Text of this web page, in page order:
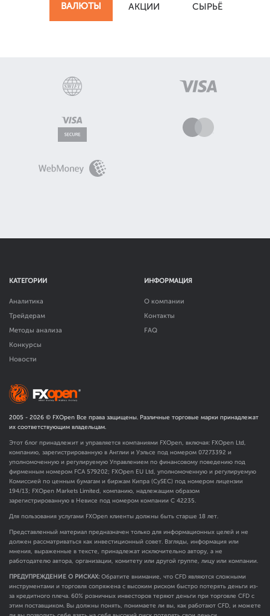
ВАЛЮТЫ АКЦИИ СЫРЬЁ
КАТЕГОРИИ
Аналитика
Трейдерам
Методы анализа
Конкурсы
Новости
ИНФОРМАЦИЯ
О компании
Контакты
FAQ
2005 - 2026 © FXOpen Все права защищены. Различные торговые марки принадлежат
их соответствующим владельцам.
Этот блог принадлежит и управляется компаниями FXOpen, включая: FXOpen Ltd,
компанию, зарегистрированную в Англии и Уэльсе под номером 07273392 и
уполномоченную и регулируемую Управлением по финансовому поведению под
фирменным номером FCA 579202; FXOpen EU Ltd, уполномоченную и регулируемую
Комиссией по ценным бумагам и биржам Кипра (CySEC) под номером лицензии
194/13; FXOpen Markets Limited, компанию, надлежащим образом
зарегистрированную в Невисе под номером компании C 42235.
Для пользования услугами FXOpen клиенты должны быть старше 18 лет.
Представленный материал предназначен только для информационных целей и не
должен рассматриваться как инвестиционный совет. Взгляды, информация или
мнения, выраженные в тексте, принадлежат исключительно автору, а не
работодателю автора, организации, комитету или другой группе, лицу или компании.
ПРЕДУПРЕЖДЕНИЕ О РИСКАХ: Обратите внимание, что CFD являются сложными
инструментами и торговля сопряжена с высоким риском быстро потерять деньги из-
за кредитного плеча. 60% розничных инвесторов теряют деньги при торговле CFD с
этим поставщиком. Вы должны понять, понимаете ли вы, как работают CFD, и можете